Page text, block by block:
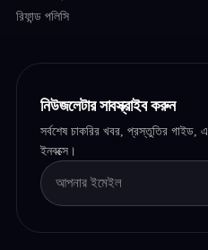
রিফান্ড পলিসি
নিউজলেটার সাবস্ক্রাইব করুন
সর্বশেষ চাকরির খবর, প্রস্তুতির গাইড,
ইনবক্সে।